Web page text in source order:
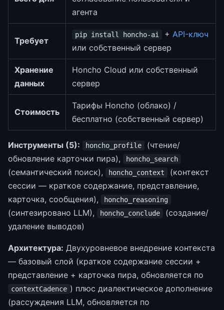
агента
Требует
pip install honcho-ai + API-ключ
или собственный сервер
Хранение
данных
Honcho Cloud или собственный
сервер
Стоимость
Тарифы Honcho (облако) /
бесплатно (собственный сервер)
Инструменты (5): honcho_profile
(чтение/
обновление карточки пира),
honcho_search
(семантический поиск), honcho_context
(контекст
сессии — краткое содержание, представление,
карточка, сообщения),
honcho_reasoning
(синтезировано LLM), honcho_conclude
(создание/
удаление выводов)
Архитектура: Двухуровневое внедрение контекста
— базовый слой (краткое содержание сессии +
представление + карточка пира, обновляется по
contextCadence ) плюс диалектическое дополнение
(рассуждения LLM, обновляется по